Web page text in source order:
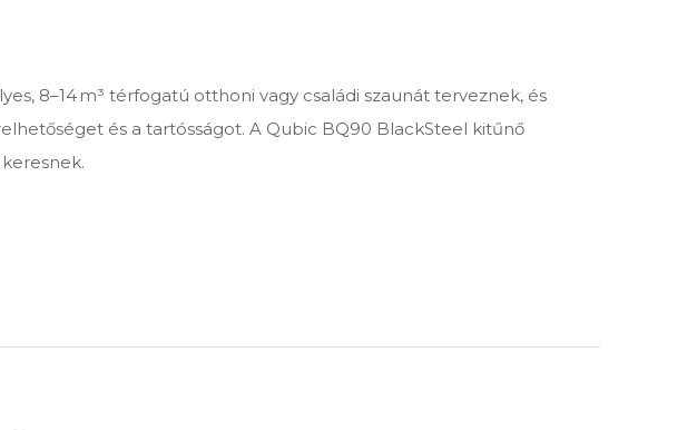
8–14 m³ térfogatú otthoni vagy családi szaunát terveznek, és
és a tartósságot. A Qubic BQ90 BlackSteel kitűnő